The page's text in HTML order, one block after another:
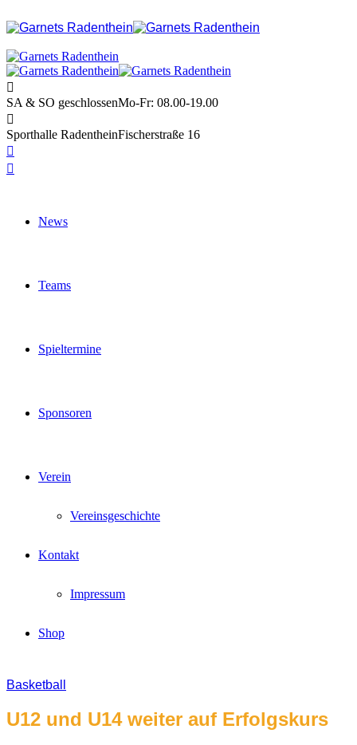
SA & SO geschlossenMo-Fr: 08.00-19.00
Sporthalle RadentheinFischerstraße 16
News
Teams
Spieltermine
Sponsoren
Verein
Vereinsgeschichte
Kontakt
Impressum
Shop
Basketball
U12 und U14 weiter auf Erfolgskurs